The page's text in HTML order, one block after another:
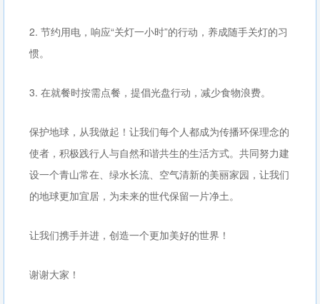
2. 节约用电，响应“关灯一小时”的行动，养成随手关灯的习
惯。
3. 在就餐时按需点餐，提倡光盘行动，减少食物浪费。
保护地球，从我做起！让我们每个人都成为传播环保理念的
使者，积极践行人与自然和谐共生的生活方式。共同努力建
设一个青山常在、绿水长流、空气清新的美丽家园，让我们
的地球更加宜居，为未来的世代保留一片净土。
让我们携手并进，创造一个更加美好的世界！
谢谢大家！